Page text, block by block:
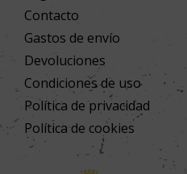
Contacto
Gastos de envío
Devoluciones
Condiciones de uso
Política de privacidad
Política de cookies